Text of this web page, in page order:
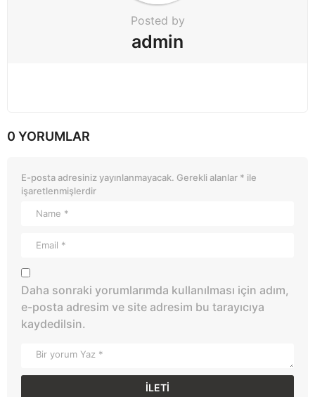
Posted by
admin
0 YORUMLAR
E-posta adresiniz yayınlanmayacak. Gerekli alanlar * ile
işaretlenmişlerdir
Daha sonraki yorumlarımda kullanılması için adım,
e-posta adresim ve site adresim bu tarayıcıya
kaydedilsin.